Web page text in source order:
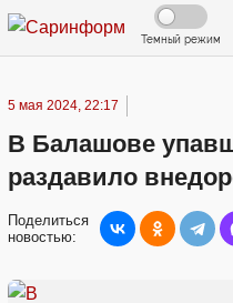
Темный режим
5 мая 2024, 22:17
В Балашове
раздавило
Поделиться
новостью: